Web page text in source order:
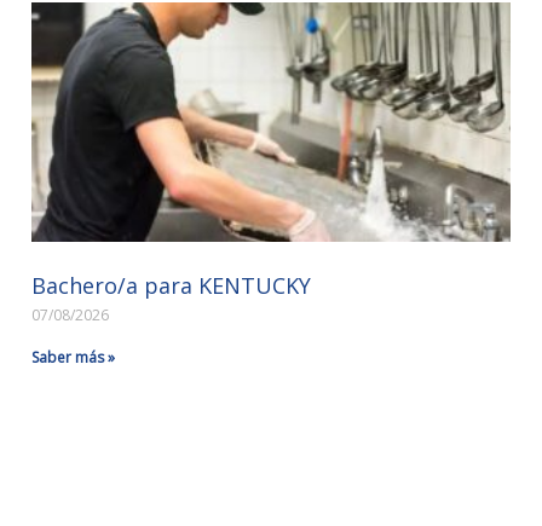
Bachero/a para KENTUCKY
07/08/2026
Saber más »